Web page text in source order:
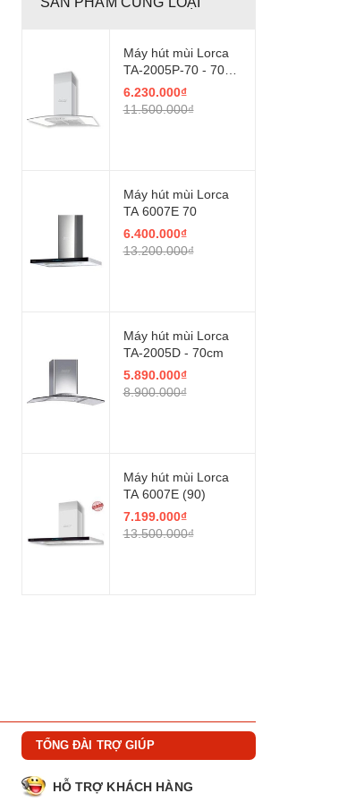
Máy hút mùi Lorca
TA-2005P-70 - 70
cm
6.230.000₫
11.500.000₫
Máy hút mùi Lorca
TA 6007E 70
6.400.000₫
13.200.000₫
Máy hút mùi Lorca
TA-2005D - 70cm
5.890.000₫
8.900.000₫
Máy hút mùi Lorca
TA 6007E (90)
7.199.000₫
13.500.000₫
TỔNG ĐÀI TRỢ GIÚP
HỖ TRỢ KHÁCH HÀNG